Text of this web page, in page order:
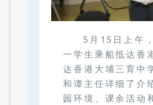
5月15日上午
一学生乘船抵达香
达香港大埔三育中
和谭主任详细了介
园环境、课余活动